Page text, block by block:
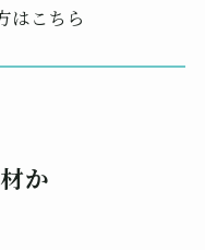
はこちら
か